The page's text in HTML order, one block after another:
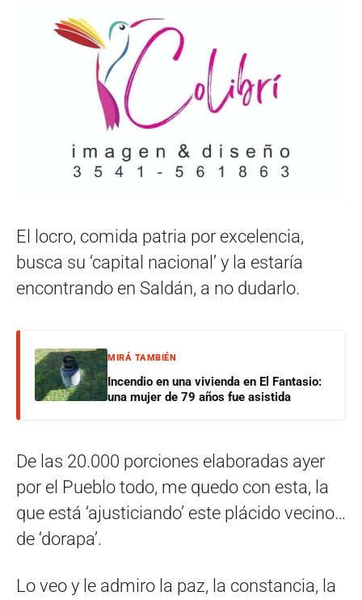
El locro, comida patria por excelencia,
busca su ‘capital nacional’ y la estaría
encontrando en Saldán, a no dudarlo.
MIRÁ TAMBIÉN
Incendio en una vivienda en El Fantasio:
una mujer de 79 años fue asistida
De las 20.000 porciones elaboradas ayer
por el Pueblo todo, me quedo con esta, la
que está ‘ajusticiando’ este plácido vecino…
de ‘dorapa’.
Lo veo y le admiro la paz, la constancia, la